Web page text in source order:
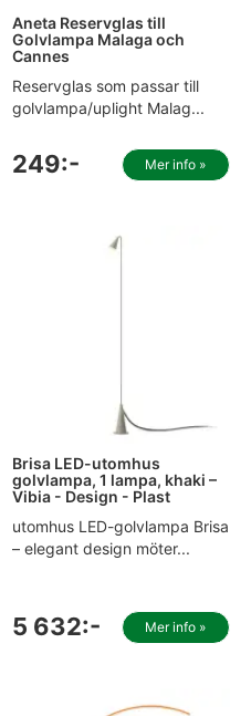
Aneta Reservglas till
Golvlampa Malaga och
Cannes
Reservglas som passar till
golvlampa/uplight Malag...
249:- Mer info »
Brisa LED-utomhus
golvlampa, 1 lampa, khaki –
Vibia - Design - Plast
utomhus LED-golvlampa Brisa
– elegant design möter...
5 632:- Mer info »